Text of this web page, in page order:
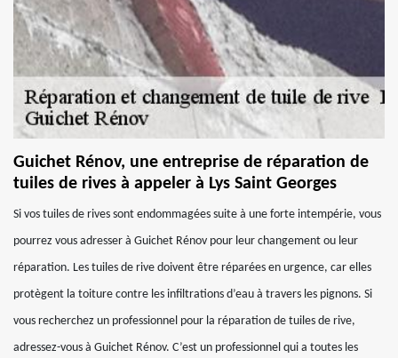
Guichet Rénov, une entreprise de réparation de
tuiles de rives à appeler à Lys Saint Georges
Si vos tuiles de rives sont endommagées suite à une forte intempérie, vous
pourrez vous adresser à Guichet Rénov pour leur changement ou leur
réparation. Les tuiles de rive doivent être réparées en urgence, car elles
protègent la toiture contre les infiltrations d’eau à travers les pignons. Si
vous recherchez un professionnel pour la réparation de tuiles de rive,
adressez-vous à Guichet Rénov. C’est un professionnel qui a toutes les